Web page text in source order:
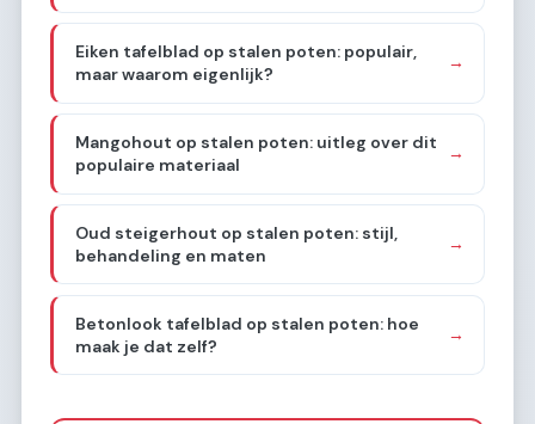
Eiken tafelblad op stalen poten: populair,
maar waarom eigenlijk?
→
Mangohout op stalen poten: uitleg over dit
populaire materiaal
→
Oud steigerhout op stalen poten: stijl,
behandeling en maten
→
Betonlook tafelblad op stalen poten: hoe
maak je dat zelf?
→